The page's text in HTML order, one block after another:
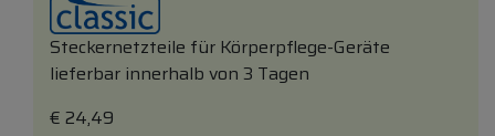
Steckernetzteile für Körperpflege-Geräte
lieferbar innerhalb von 3 Tagen
€ 24,49